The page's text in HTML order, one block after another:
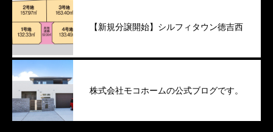
【新規分譲開始】シルフィタウン徳吉西
株式会社モコホームの公式ブログです。